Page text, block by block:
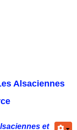
Alsaciennes
et